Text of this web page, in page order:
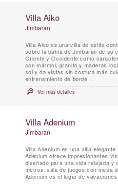
Villa Aiko
Jimbaran
Villa Aiko es una villa de estilo
sobre la bahía de Jimbaran de su
Oriente y Occidente como
con mármol, granito y maderas
sol y da vistas sin costura más
entrenamiento de borde ...
Ver más detalles
Villa Adenium
Jimbaran
Villa Adenium es una villa
Adenium ofrece impresionantes
diseñado para una vida relajada y
metros, sala de juegos con mesa
Adenium es el lugar de